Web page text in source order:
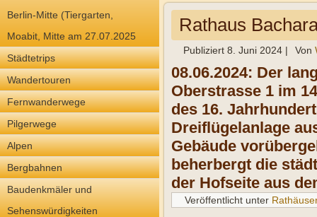
Berlin-Mitte (Tiergarten,
Moabit, Mitte am 27.07.2025
Städtetrips
Wandertouren
Fernwanderwege
Pilgerwege
Alpen
Bergbahnen
Baudenkmäler und
Sehenswürdigkeiten
Rathaus
Publiziert 8. Juni 2024 | Von
08.06.2024: Der
Oberstrasse 1 im
des 16.
Dreiflügelanlage
Gebäude
beherbergt die
der Hofseite aus
Veröffentlicht unter